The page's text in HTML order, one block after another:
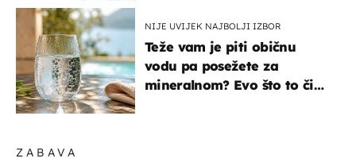
ZABAVA
NIJE UVIJEK NAJBOLJI IZBOR
Teže vam je piti običnu
vodu pa posežete za
mineralnom? Evo što to čini